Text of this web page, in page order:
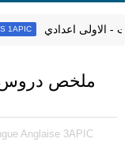
- الاولى اعدادي
ملخص دروس
Anglaise 3APIC